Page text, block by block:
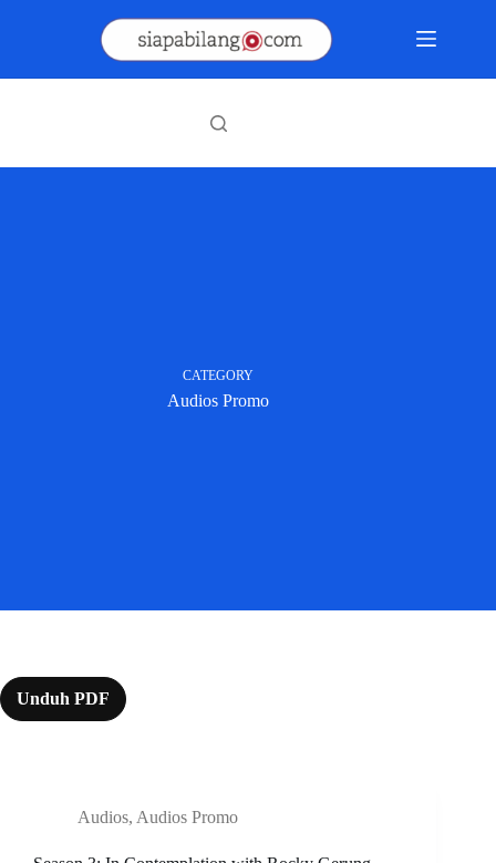
CATEGORY
Audios Promo
Unduh PDF
Audios, Audios Promo